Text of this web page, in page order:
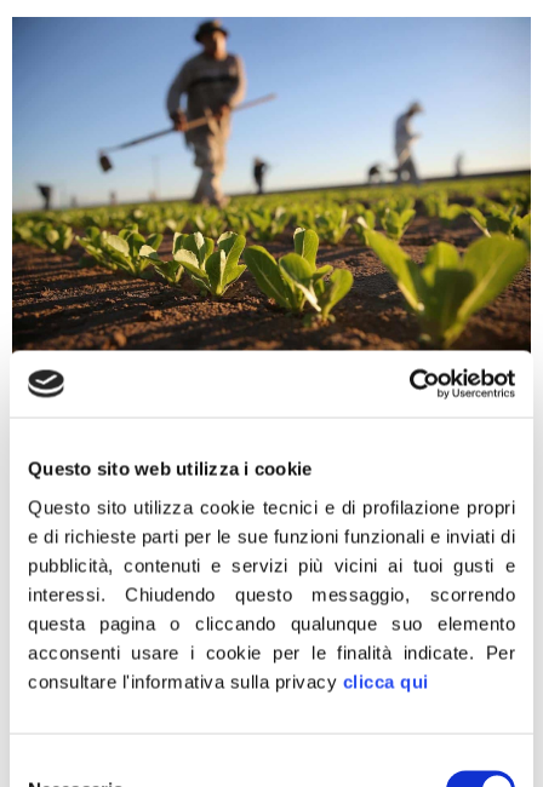
Questo sito web utilizza i cookie
Questo sito utilizza cookie tecnici e di profilazione propri
e di richieste parti per le sue funzioni funzionali e inviati di
pubblicità, contenuti e servizi più vicini ai tuoi gusti e
interessi.Chiudendo questo messaggio, scorrendo
questa pagina o cliccando qualunque suo elemento
acconsenti usare i cookie per le finalità indicate. Per
consultare l'informativa sulla privacy clicca qui
“C’è una parte dell’Ue che sembra vivere su un altro
causa delle scelte scellerate fatte contro gli agricoltori,
contro chi produce lavoro. Si cerca d’indebolire un
continente a vantaggio di altri Paesi extraeuropei che
invece inquinano più di noi. Continuando a vessare […]
La carne coltivata è un
potenziale pericolo